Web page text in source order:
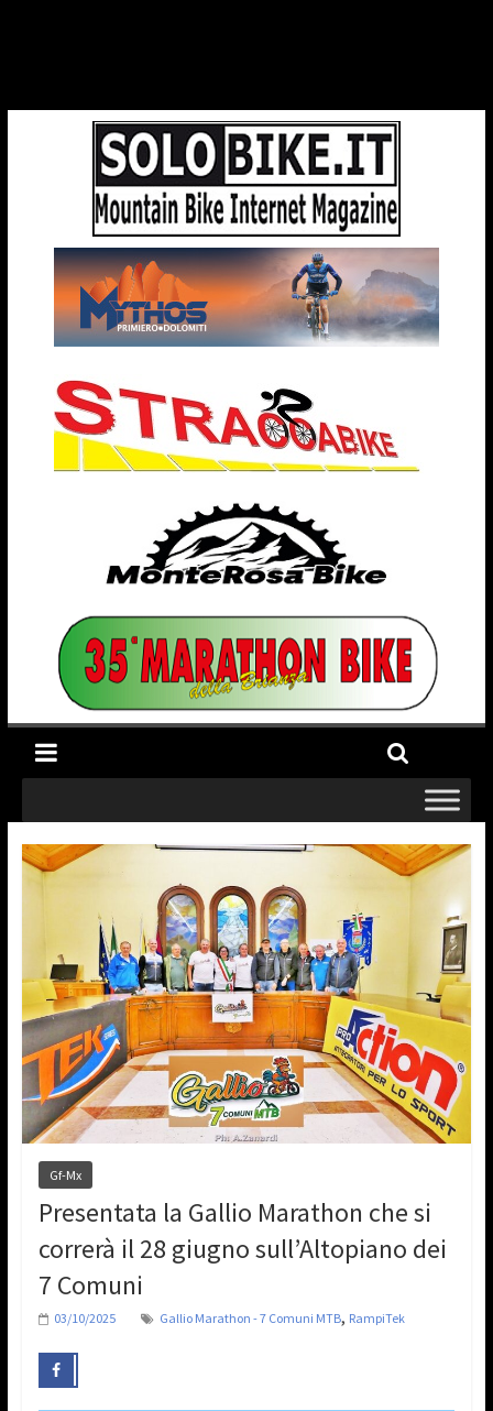
Gf-Mx
Presentata la Gallio Marathon che si
correrà il 28 giugno sull’Altopiano dei
7 Comuni
03/10/2025 Gallio Marathon - 7 Comuni MTB, RampiTek